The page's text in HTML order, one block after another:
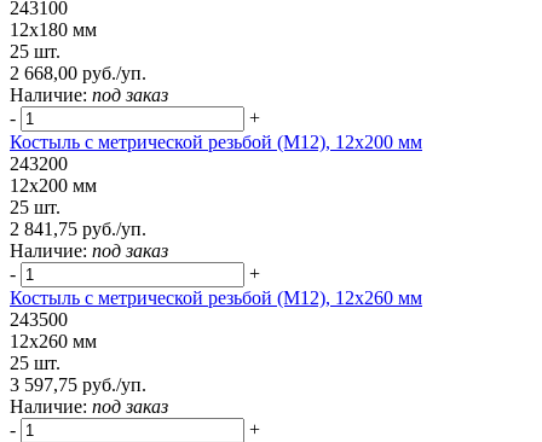
243100
12х180 мм
25 шт.
2 668,00 руб./уп.
Наличие: под заказ
-
+
Костыль с метрической резьбой (М12), 12х200 мм
243200
12х200 мм
25 шт.
2 841,75 руб./уп.
Наличие: под заказ
-
+
Костыль с метрической резьбой (М12), 12х260 мм
243500
12х260 мм
25 шт.
3 597,75 руб./уп.
Наличие: под заказ
-
+